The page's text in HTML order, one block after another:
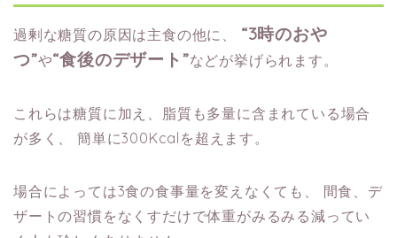
過剰な糖質の原因は主食の他に、
“3時のおや
つ”や“食後のデザート”などが挙げられます。
これらは糖質に加え、脂質も多量に含まれている場合
が多く、
簡単に300Kcalを超えます。
場合によっては3食の食事量を変えなくても、
間食、デ
ザートの習慣をなくすだけで体重がみるみる減ってい